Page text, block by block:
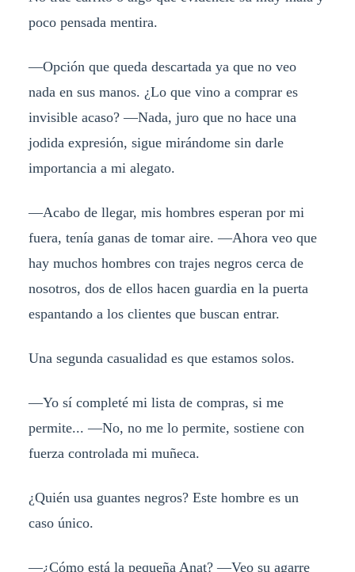
poco pensada mentira.
—Opción que queda descartada ya que no veo
nada en sus manos. ¿Lo que vino a comprar es
invisible acaso? —Nada, juro que no hace una
jodida expresión, sigue mirándome sin darle
importancia a mi alegato.
—Acabo de llegar, mis hombres esperan por mi
fuera, tenía ganas de tomar aire. —Ahora veo que
hay muchos hombres con trajes negros cerca de
nosotros, dos de ellos hacen guardia en la puerta
espantando a los clientes que buscan entrar.
Una segunda casualidad es que estamos solos.
—Yo sí completé mi lista de compras, si me
permite... —No, no me lo permite, sostiene con
fuerza controlada mi muñeca.
¿Quién usa guantes negros? Este hombre es un
caso único.
—¿Cómo está la pequeña Anat? —Veo su agarre